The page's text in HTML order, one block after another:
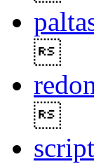
script